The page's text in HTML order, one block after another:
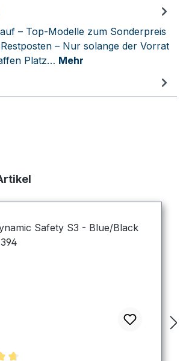
– Top-Modelle zum Sonderpreis
– Nur solange der Vorrat
Platz… Mehr